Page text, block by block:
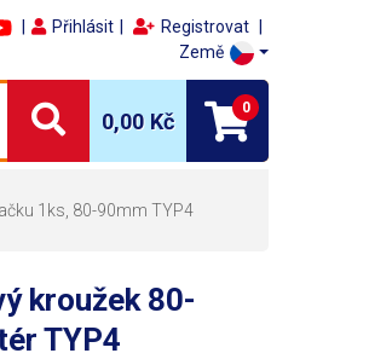
Přihlásit
Registrovat
Země
0,00 Kč
0
1ks, 80-90mm TYP4
kroužek 80-
TYP4